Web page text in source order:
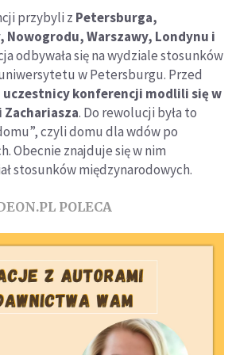
przybyli z Petersburga,
Nowogrodu, Warszawy, Londynu i
odbywała się na wydziale stosunków
w Petersburgu. Przed
uczestnicy konferencji modlili się w
Zachariasza. Do rewolucji była to
czyli domu dla wdów po
Obecnie znajduje się w nim
stosunków międzynarodowych.
POLECA